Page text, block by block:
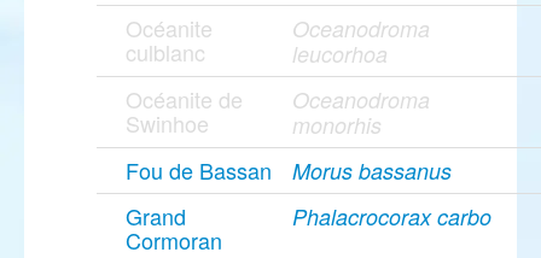
Océanite
culblanc
Oceanodroma
leucorhoa
Océanite de
Swinhoe
Oceanodroma
monorhis
Fou de Bassan Morus bassanus
Grand
Cormoran
Phalacrocorax carbo